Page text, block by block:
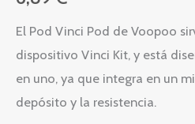
El Pod Vinci Pod de Voopoo
dispositivo Vinci Kit, y está
en uno, ya que integra en un
depósito y la resistencia.